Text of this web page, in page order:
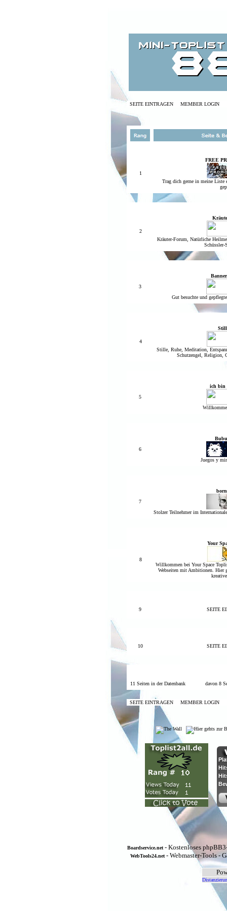
SEITE EINTRAGEN MEMBER LOGIN
1
FREE
Trag dich gerne in meine
2
Kräuter-Forum, Natürliche
Schüssler-
3
Gut besuchte und
4
Stille, Ruhe, Meditation,
Schutzengel, Religion,
5
ich bin
6
Juegos y
7
Stolzer Teilnehmer im
8
Your
Willkommen bei Your Space
Webseiten mit Ambitionen. Hier
9 SEITE
10 SEITE
11 Seiten in der Datenbank davon 8
SEITE EINTRAGEN MEMBER LOGIN
Boardservice.net- Kostenloses
WebTools24.net- Webmaster-Tools -